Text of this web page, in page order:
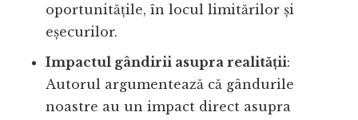
oportunitățile, în locul limitărilor și
eșecurilor.
Impactul gândirii asupra realității:
Autorul argumentează că gândurile
noastre au un impact direct asupra